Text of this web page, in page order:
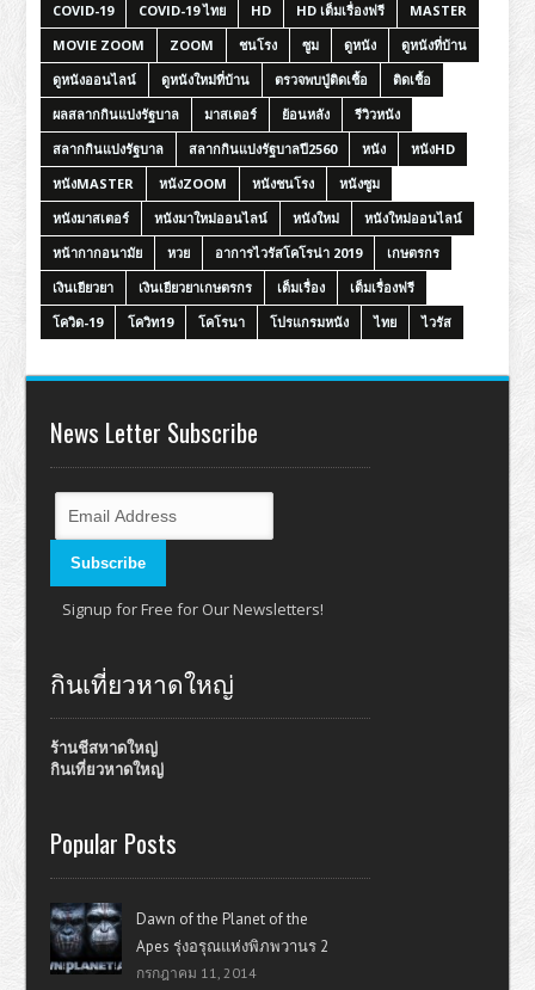
COVID-19 COVID-19 ไทย HD HD เต็มเรื่องฟรี
MASTER
MOVIE ZOOM
ZOOM ชนโรง ซูม ดูหนัง
ดูหนังที่บ้าน
ดูหนังออนไลน์
ดูหนังใหม่ที่บ้าน ตรวจพบปู่ติดเชื้อ
ติดเชื้อ
ผลสลากกินแบ่งรัฐบาล
มาสเตอร์ ย้อนหลัง
รีวิวหนัง
สลากกินแบ่งรัฐบาล
สลากกินแบ่งรัฐบาลปี2560 หนัง
หนังHD
หนังMASTER
หนังZOOM หนังชนโรง
หนังซูม
หนังมาสเตอร์
หนังมาใหม่ออนไลน์ หนังใหม่
หนังใหม่ออนไลน์
หน้ากากอนามัย
หวย อาการไวรัสโคโรน่า 2019
เกษตรกร
เงินเยียวยา
เงินเยียวยาเกษตรกร เต็มเรื่อง
เต็มเรื่องฟรี
โควิด-19
โควิท19 โคโรนา โปรแกรมหนัง ไทย ไวรัส
News Letter Subscribe
Signup for Free for Our Newsletters!
กินเที่ยวหาดใหญ่
ร้านชีสหาดใหญ่
กินเที่ยวหาดใหญ่
Popular Posts
Dawn of the Planet of the
Apes รุ่งอรุณแห่งพิภพวานร 2
กรกฎาคม 11, 2014